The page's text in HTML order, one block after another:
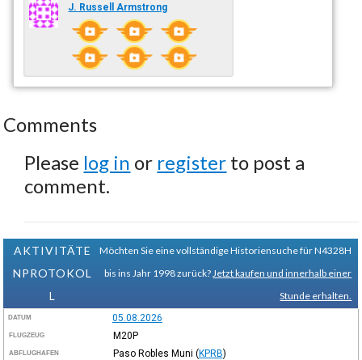
J. Russell Armstrong
Comments
Please log in or register to post a
comment.
AKTIVITÄTE
NPROTOKOL
L
Möchten Sie eine vollständige Historiensuche für N4328H
bis ins Jahr 1998 zurück? Jetzt kaufen und innerhalb einer
Stunde erhalten.
DATUM 05.08.2026
FLUGZEUG M20P
ABFLUGHAFEN Paso Robles Muni (KPRB)